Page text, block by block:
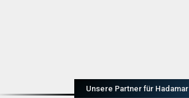
Unsere Partner für Hadamar